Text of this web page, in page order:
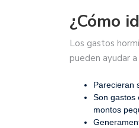
¿Cómo
Los gastos
pueden ayudar
Parecieran
Son gastos
montos